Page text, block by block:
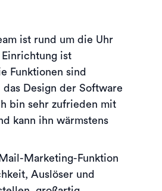
ist rund um die Uhr
ist
Funktionen sind
Design der Software
bin sehr zufrieden mit
kann ihn wärmstens
Marketing-Funktion
Auslöser und